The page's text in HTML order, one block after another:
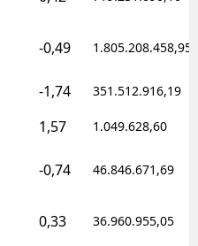
-0,49 1.805.208.458,95
-1,74 351.512.916,19
1,57 1.049.628,60
-0,74 46.846.671,69
0,33 36.960.955,05